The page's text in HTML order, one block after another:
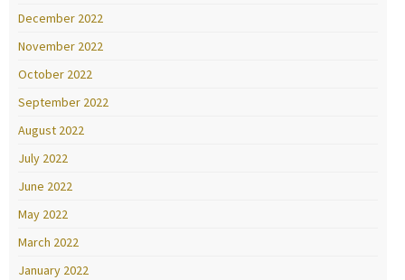
December 2022
November 2022
October 2022
September 2022
August 2022
July 2022
June 2022
May 2022
March 2022
January 2022